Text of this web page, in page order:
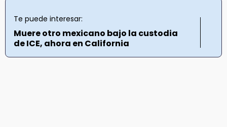
Te puede interesar:
Muere otro mexicano bajo la custodia
de ICE, ahora en California